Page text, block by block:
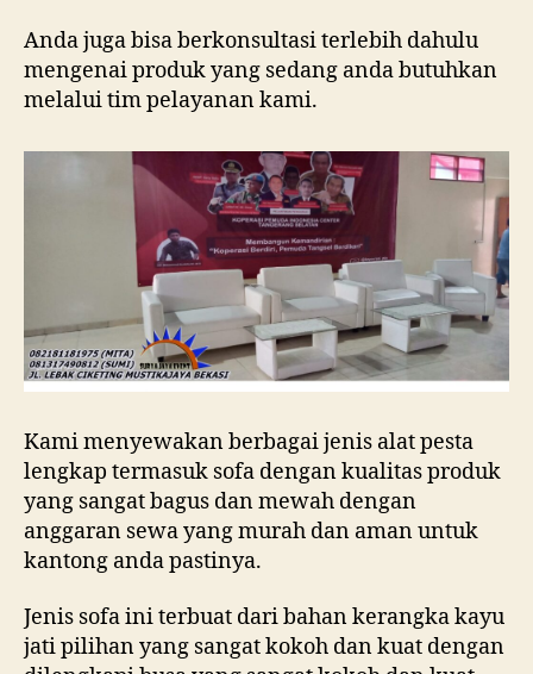
Anda juga bisa berkonsultasi terlebih dahulu
mengenai produk yang sedang anda butuhkan
melalui tim pelayanan kami.
Kami menyewakan berbagai jenis alat pesta
lengkap termasuk sofa dengan kualitas produk
yang sangat bagus dan mewah dengan
anggaran sewa yang murah dan aman untuk
kantong anda pastinya.
Jenis sofa ini terbuat dari bahan kerangka kayu
jati pilihan yang sangat kokoh dan kuat dengan